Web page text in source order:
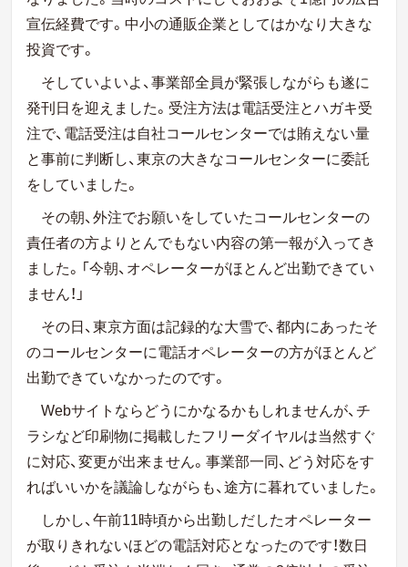
宣伝経費です。中小の通販企業としてはかなり大きな
投資です。
そしていよいよ、事業部全員が緊張しながらも遂に
発刊日を迎えました。受注方法は電話受注とハガキ受
注で、電話受注は自社コールセンターでは賄えない量
と事前に判断し、東京の大きなコールセンターに委託
をしていました。
その朝、外注でお願いをしていたコールセンターの
責任者の方よりとんでもない内容の第一報が入ってき
ました。「今朝、オペレーターがほとんど出勤できてい
ません！」
その日、東京方面は記録的な大雪で、都内にあったそ
のコールセンターに電話オペレーターの方がほとんど
出勤できていなかったのです。
Webサイトならどうにかなるかもしれませんが、チ
ラシなど印刷物に掲載したフリーダイヤルは当然すぐ
に対応、変更が出来ません。事業部一同、どう対応をす
ればいいかを議論しながらも、途方に暮れていました。
しかし、午前11時頃から出勤しだしたオペレーター
が取りきれないほどの電話対応となったのです！数日